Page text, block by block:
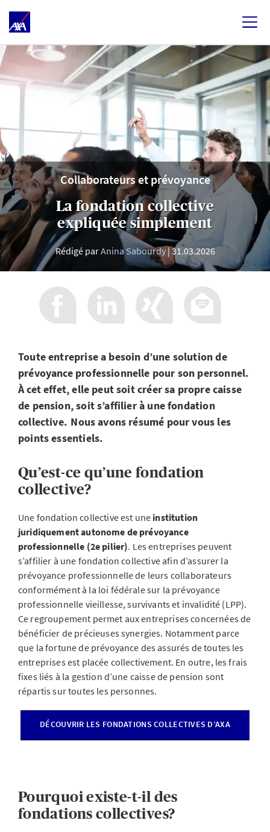
Collaborateurs et prévoyance
La fondation collective
expliquée simplement
Rédigé parAnina Sabourdy 31.03.2026
Toute entreprise a besoin d’une solution de
prévoyance professionnelle pour son personnel.
À cet effet, elle peut soit créer sa propre caisse
de pension, soit s’affilier à une fondation
collective. Nous avons résumé pour vous les
points essentiels.
Qu’est-ce qu’une fondation
collective?
Une fondation collective est une institution
juridiquement autonome de prévoyance
professionnelle (2e pilier). Les entreprises peuvent
s’affilier à une fondation collective afin d’assurer la
prévoyance professionnelle de leurs collaborateurs
conformément à la loi fédérale sur la prévoyance
professionnelle vieillesse, survivants et invalidité (LPP).
Ce regroupement permet aux entreprises concernées de
bénéficier de précieuses synergies. Notamment parce
que la fortune de prévoyance des assurés de toutes les
entreprises est placée collectivement. En outre, les frais
fixes liés à la gestion d’une caisse de pension sont
répartis sur toutes les personnes.
DÉCOUVRIR LES FONDATIONS COLLECTIVES D’AXA
Pourquoi existe-t-il des
fondations collectives?